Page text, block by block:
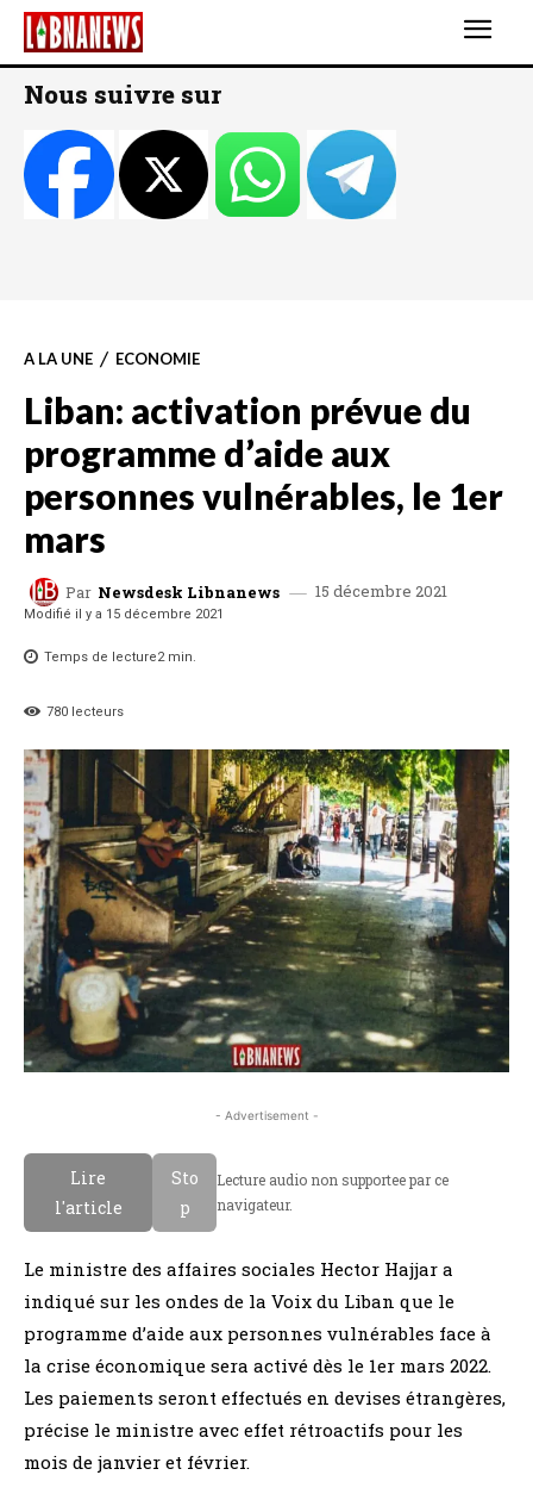
Nous suivre sur
A LA UNE ECONOMIE
Liban: activation prévue du
programme d’aide aux
personnes vulnérables, le 1er
mars
Par Newsdesk Libnanews 15 décembre 2021
Modifié il y a 15 décembre 2021
Temps de lecture2min.
780 lecteurs
- Advertisement -
Lire
l'article
Sto
p
Lecture audio non supportee par ce
navigateur.
Le ministre des affaires sociales Hector Hajjar a
indiqué sur les ondes de la Voix du Liban que le
programme d’aide aux personnes vulnérables face à
la crise économique sera activé dès le 1er mars 2022.
Les paiements seront effectués en devises étrangères,
précise le ministre avec effet rétroactifs pour les
mois de janvier et février.